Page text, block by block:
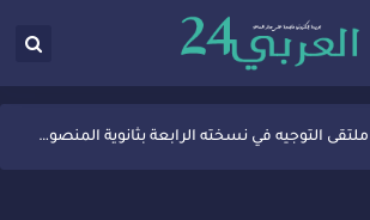
ثانوية المنصور الذهبي بسيدي قاسم تُعزّز ثقافة التوجيه المدرسي بمبادرة نوعية تجمع بين التفاعل والتكريم
ملتقى التوجيه في نسخته الرابعة بثانوية المنصور الذهبي بسيدي قاسم